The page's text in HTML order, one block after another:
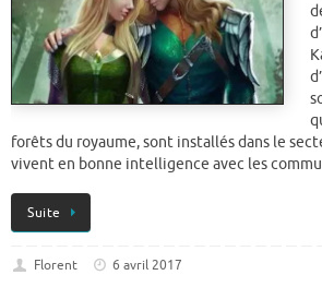
forêts du royaume, sont installés dans le
vivent en bonne intelligence avec les
Suite
Florent 6 avril 2017